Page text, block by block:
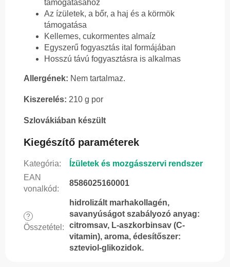
támogatásához
Az ízületek, a bőr, a haj és a körmök
támogatása
Kellemes, cukormentes almaíz
Egyszerű fogyasztás ital formájában
Hosszú távú fogyasztásra is alkalmas
Allergének: Nem tartalmaz.
Kiszerelés: 210 g por
Szlovákiában készült
Kiegészítő paraméterek
Kategória:
Ízületek és mozgásszervi rendszer
EAN
vonalkód:
8586025160001
?
Összetétel :
hidrolizált marhakollagén,
savanyúságot szabályozó anyag:
citromsav, L-aszkorbinsav (C-
vitamin), aroma, édesítőszer:
szteviol-glikozidok.